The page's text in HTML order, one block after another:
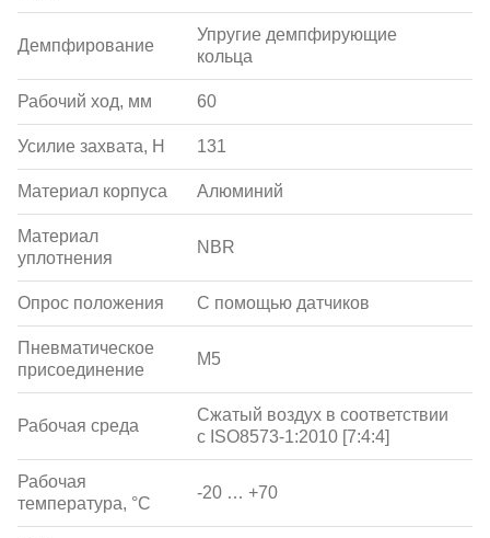
Демпфирование
Упругие демпфирующие
кольца
Рабочий ход, мм 60
Усилие захвата, Н 131
Материал корпуса Алюминий
Материал
уплотнения
NBR
Опрос положения С помощью датчиков
Пневматическое
присоединение
M5
Рабочая среда
Сжатый воздух в соответствии
с ISO8573-1:2010 [7:4:4]
Рабочая
температура, °С
-20 … +70